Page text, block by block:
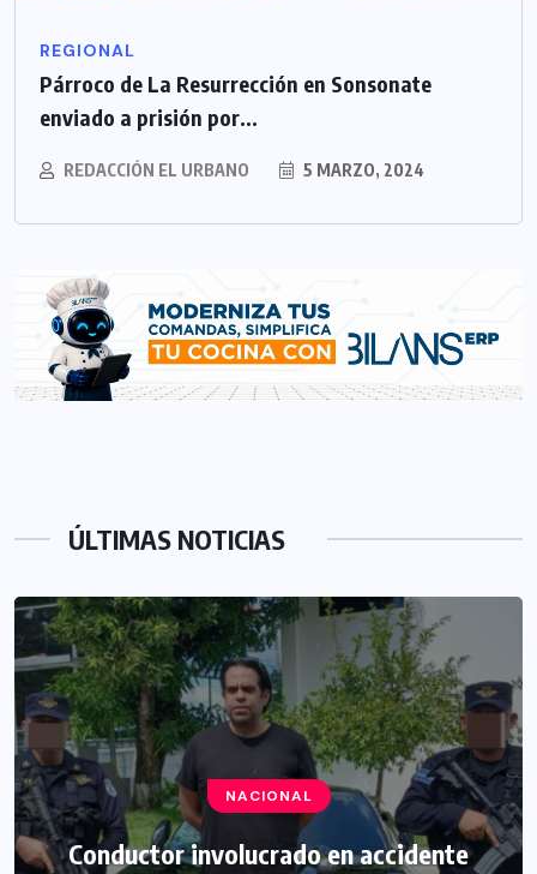
REGIONAL
Párroco de La Resurrección en Sonsonate
enviado a prisión por...
REDACCIÓN EL URBANO 5 MARZO, 2024
ÚLTIMAS NOTICIAS
NACIONAL
Conductor involucrado en accidente
INTERNACIONAL